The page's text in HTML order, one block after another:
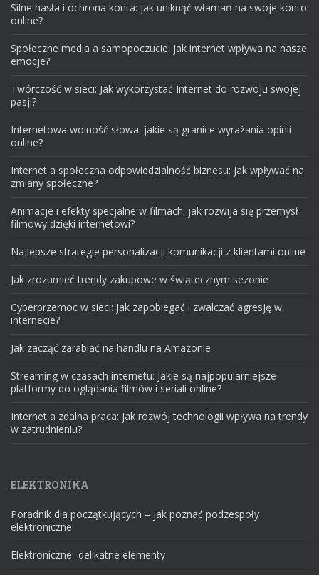
Silne hasła i ochrona konta: jak uniknąć włamań na swoje konto
online?
Społeczne media a samopoczucie: jak internet wpływa na nasze
emocje?
Twórczość w sieci: Jak wykorzystać Internet do rozwoju swojej
pasji?
Internetowa wolność słowa: jakie są granice wyrażania opinii
online?
Internet a społeczna odpowiedzialność biznesu: jak wpływać na
zmiany społeczne?
Animacje i efekty specjalne w filmach: jak rozwija się przemysł
filmowy dzięki internetowi?
Najlepsze strategie personalizacji komunikacji z klientami online
Jak zrozumieć trendy zakupowe w świątecznym sezonie
Cyberprzemoc w sieci: jak zapobiegać i zwalczać agresję w
internecie?
Jak zacząć zarabiać na handlu na Amazonie
Streaming w czasach internetu: Jakie są najpopularniejsze
platformy do oglądania filmów i seriali online?
Internet a zdalna praca: jak rozwój technologii wpływa na trendy
w zatrudnieniu?
ELEKTRONIKA
Poradnik dla początkujących – jak poznać podzespoły
elektroniczne
Elektroniczne- delikatne elementy